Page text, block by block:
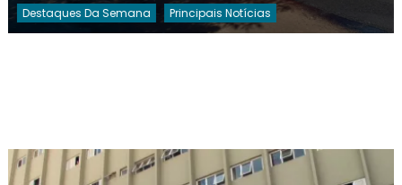
Destaques Da Semana Principais Notícias